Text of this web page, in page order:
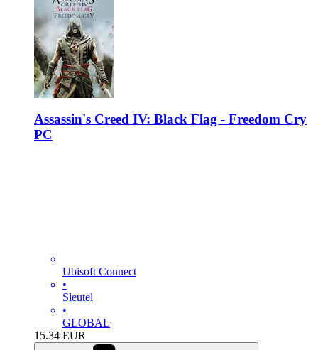
Assassin's Creed IV: Black Flag - Freedom Cry
PC
Ubisoft Connect
•
Sleutel
•
GLOBAL
15.34 EUR